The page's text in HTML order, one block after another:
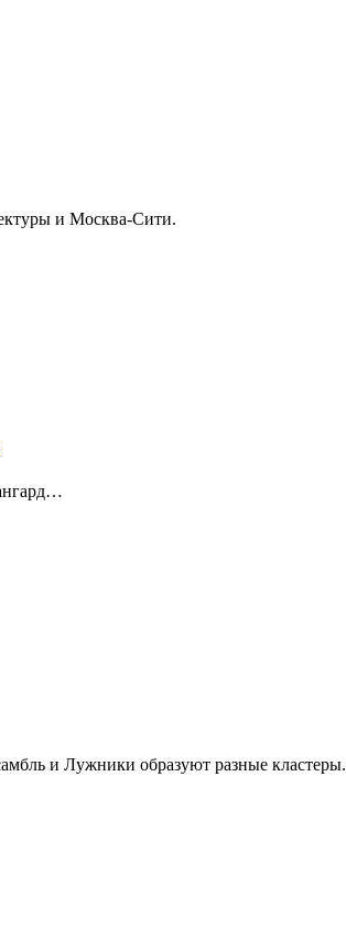
и Москва-Сити.
и Лужники образуют разные кластеры.